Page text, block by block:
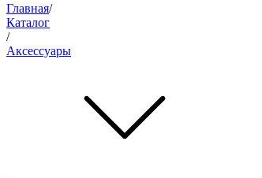
Главная/
Каталог
/
Аксессуары